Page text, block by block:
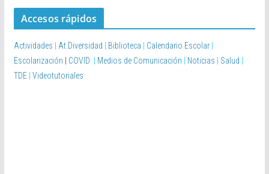
Accesos rápidos
Actividades At.Diversidad Biblioteca Calendario Escolar
Escolarización
COVID Medios de Comunicación Noticias Salud
TDE Videotutoriales